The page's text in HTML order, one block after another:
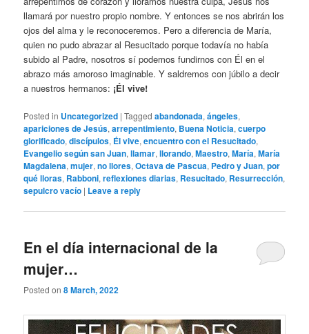
llamará por nuestro propio nombre. Y entonces se nos abrirán los
ojos del alma y le reconoceremos. Pero a diferencia de María,
quien no pudo abrazar al Resucitado porque todavía no había
subido al Padre, nosotros sí podemos fundirnos con Él en el
abrazo más amoroso imaginable. Y saldremos con júbilo a decir
a nuestros hermanos: ¡Él vive!
Posted in Uncategorized |Tagged abandonada,ángeles,
apariciones de Jesús,arrepentimiento, Buena Noticia,cuerpo
glorificado,discípulos, Él vive,encuentro con el Resucitado,
Evangelio según san Juan,llamar,llorando,Maestro,María,María
Magdalena,mujer,no llores,Octava de Pascua, Pedro y Juan,por
qué lloras, Rabboni,reflexiones diarias, Resucitado, Resurrección,
sepulcro vacío | Leave a reply
En el día internacional de la
mujer…
Posted on8 March, 2022